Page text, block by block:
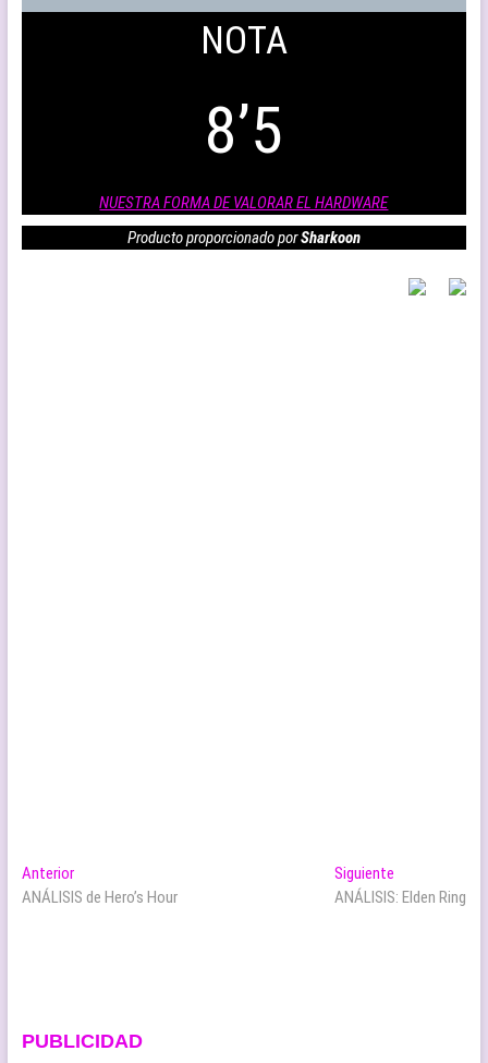
NOTA
8’5
NUESTRA FORMA DE VALORAR EL HARDWARE
Producto proporcionado porSharkoon
Navegación
de
AnteriorEntrada
anterior:
ANÁLISIS de Hero’s Hour
Siguiente
siguiente:
ANÁLISIS: Elden Ring
PUBLICIDAD